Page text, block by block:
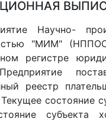
Научно-
"МИМ"
регистре
Предприятие
реестр
Текущее состояние
субъекта